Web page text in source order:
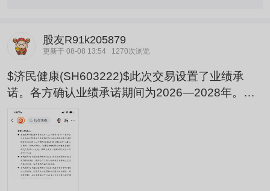
股友R91k205879
更新于 08-08 13:54 1270次浏览
$济民健康(SH603222)$此次交易设置了业绩承
诺。各方确认业绩承诺期间为2026—2028年。转
让方承诺，长城银河业绩承诺期间三年累计净利润
不低于3.6亿元。爱丽家居收购对方诺4年利润2．3
亿，济民2年不低于3.6亿元。爱丽家居10天涨16
0％，济民10天能涨多少呢？